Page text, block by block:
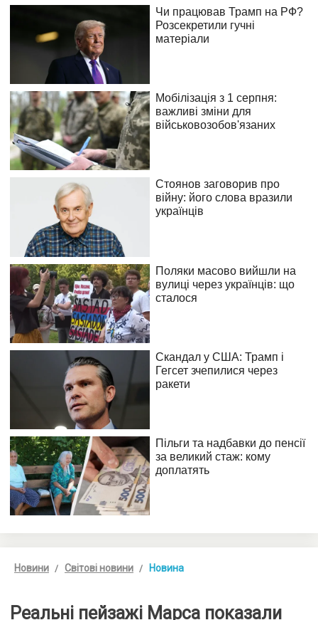
Новини Світові новини Новина
Реальні пейзажі Марса показали